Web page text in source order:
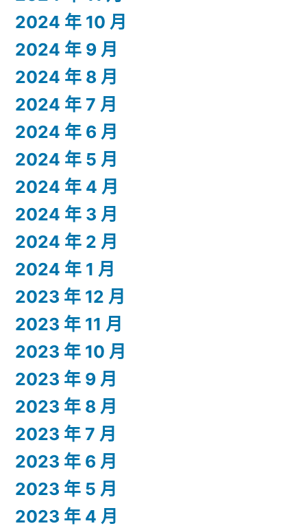
2024 年 10 月
2024 年 9 月
2024 年 8 月
2024 年 7 月
2024 年 6 月
2024 年 5 月
2024 年 4 月
2024 年 3 月
2024 年 2 月
2024 年 1 月
2023 年 12 月
2023 年 11 月
2023 年 10 月
2023 年 9 月
2023 年 8 月
2023 年 7 月
2023 年 6 月
2023 年 5 月
2023 年 4 月